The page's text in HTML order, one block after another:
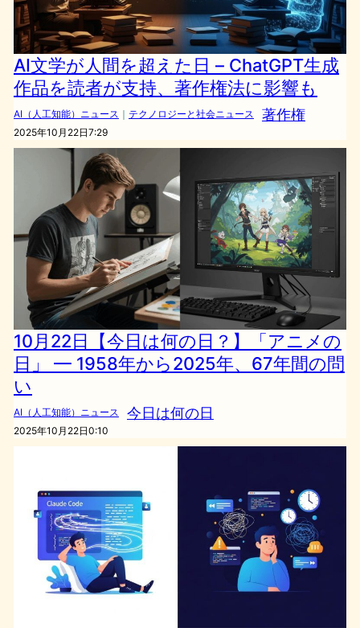
AI文学が人間を超えた日 – ChatGPT生成
作品を読者が支持、著作権法に影響も
AI（人工知能）ニュース ｜ テクノロジーと社会ニュース 著作権
2025年10月22日7:29
10月22日【今日は何の日？】「アニメの
日」 — 1958年から2025年、67年間の問
い
AI（人工知能）ニュース 今日は何の日
2025年10月22日0:10